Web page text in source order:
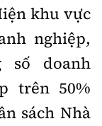
1/4/2025.
Giảng Võ,
khu vực
nghiệp,
số doanh
trên 50%
sách Nhà